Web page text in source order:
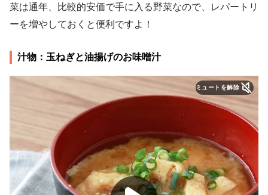
菜は通年、比較的安価で手に入る野菜なので、レパートリ
ーを増やしておくと便利ですよ！
汁物：玉ねぎと油揚げのお味噌汁
ミュートを解除